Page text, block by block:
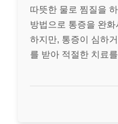
따뜻한 물로 찜질을
방법으로 통증을 완
하지만, 통증이 심하
를 받아 적절한 치료